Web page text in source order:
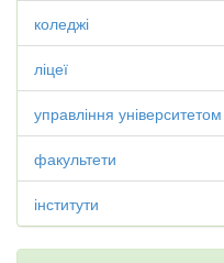
коледжі
ліцеї
управління університетом
факультети
інститути